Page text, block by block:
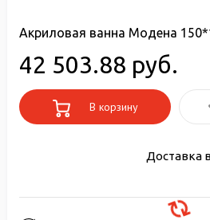
Акриловая ванна Модена
42 503.88 руб.
В корзину
Доставка